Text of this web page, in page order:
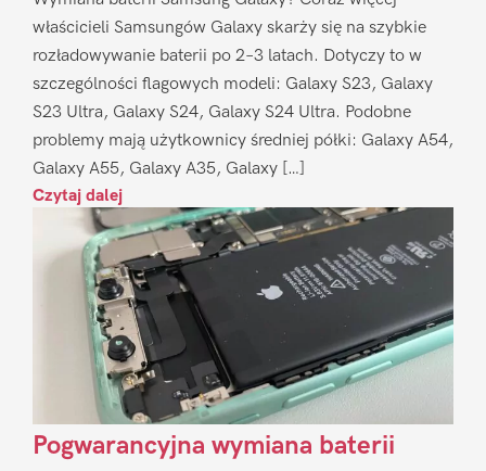
właścicieli Samsungów Galaxy skarży się na szybkie
rozładowywanie baterii po 2–3 latach. Dotyczy to w
szczególności flagowych modeli: Galaxy S23, Galaxy
S23 Ultra, Galaxy S24, Galaxy S24 Ultra. Podobne
problemy mają użytkownicy średniej półki: Galaxy A54,
Galaxy A55, Galaxy A35, Galaxy […]
Czytaj dalej
Pogwarancyjna wymiana baterii